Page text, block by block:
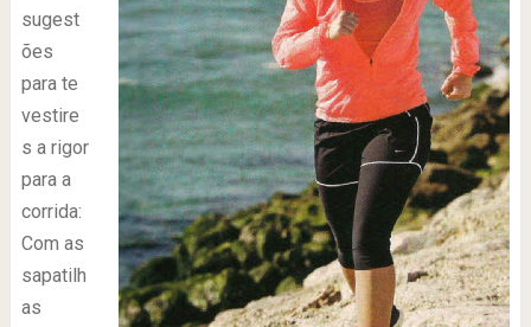
sugest
ões
para te
vestire
s a rigor
para a
corrida:
Com as
sapatilh
as